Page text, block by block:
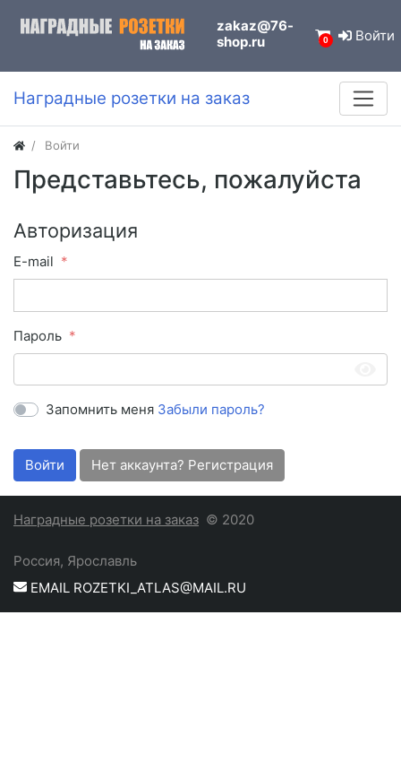
zakaz@76-
shop.ru
0 Войти
Наградные розетки на заказ
Войти
Представьтесь, пожалуйста
Авторизация
E-mail
Пароль
Запомнить меня Забыли пароль?
Войти Нет аккаунта? Регистрация
Наградные розетки на заказ © 2020
Россия, Ярославль
EMAIL ROZETKI_ATLAS@MAIL.RU